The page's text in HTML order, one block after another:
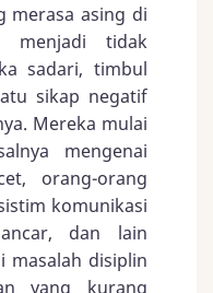
merasa asing di
menjadi tidak
sadari, timbul
sikap negatif
Mereka mulai
mengenai
orang-orang
komunikasi
dan lain
masalah disiplin
yang kurang